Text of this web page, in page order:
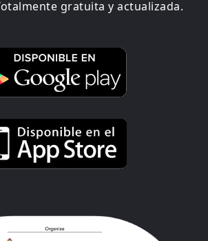
gratuita y actualizada.